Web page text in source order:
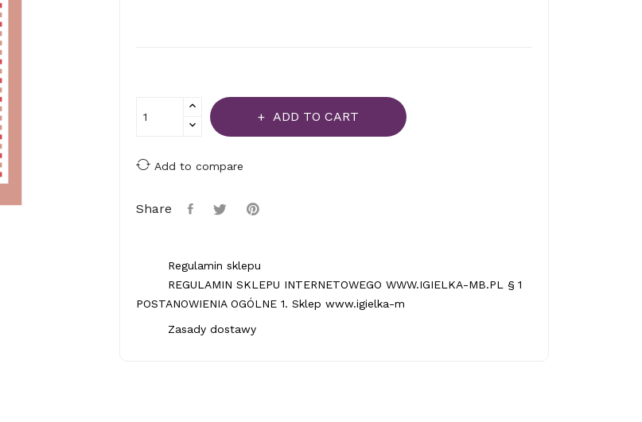
ADD TO CART
Add to compare
Share
Regulamin sklepu
REGULAMIN SKLEPU INTERNETOWEGO WWW.IGIELKA-MB.PL § 1
POSTANOWIENIA OGÓLNE 1. Sklep www.igielka-m
Zasady dostawy